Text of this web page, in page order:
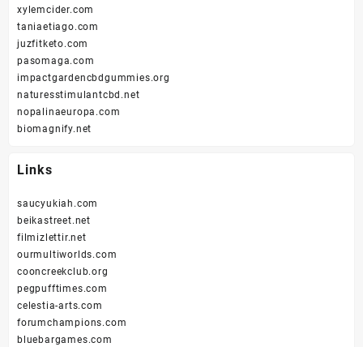
xylemcider.com
taniaetiago.com
juzfitketo.com
pasomaga.com
impactgardencbdgummies.org
naturesstimulantcbd.net
nopalinaeuropa.com
biomagnify.net
Links
saucyukiah.com
beikastreet.net
filmizlettir.net
ourmultiworlds.com
cooncreekclub.org
pegpufftimes.com
celestia-arts.com
forumchampions.com
bluebargames.com